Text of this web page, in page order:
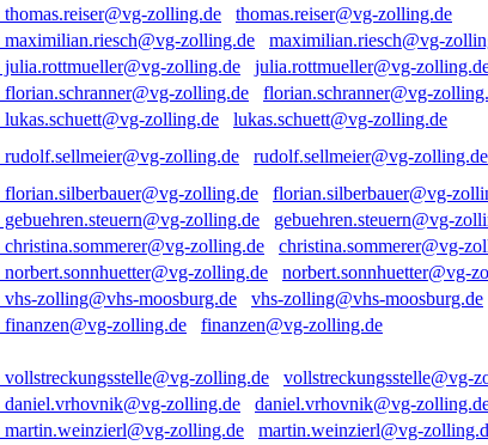
thomas.reiser@vg-zolling.de
maximilian.riesch@vg-
julia.rottmueller@vg-
florian.schranner@vg-
lukas.schuett@vg-zolling.de
rudolf.sellmeier@vg-zolling.de
florian.silberbauer@vg-
gebuehren.steuern@vg-
christina.sommerer@vg-
norbert.sonnhuetter@vg-
vhs-zolling@vhs-moosburg.de
finanzen@vg-zolling.de
vollstreckungsstelle@vg-
daniel.vrhovnik@vg-
martin.weinzierl@vg-